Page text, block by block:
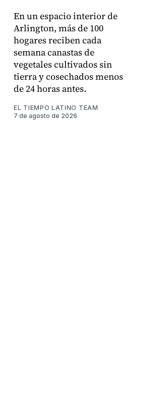
En un espacio interior de
Arlington, más de 100
hogares reciben cada
semana canastas de
vegetales cultivados sin
tierra y cosechados menos
de 24 horas antes.
EL TIEMPO LATINO TEAM
7 de agosto de 2026